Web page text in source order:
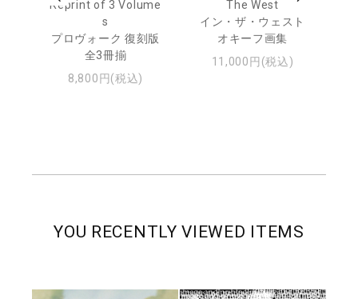
Reprint of 3 Volume
s
プロヴォーク 復刻版
全3冊揃
8,800円(税込)
The West
イン・ザ・ウェスト
オキーフ画集
11,000円(税込)
YOU RECENTLY VIEWED ITEMS